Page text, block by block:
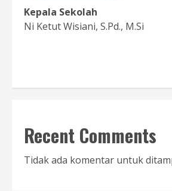
Kepala Sekolah
Ni Ketut Wisiani, S.Pd., M.Si
Recent Comments
Tidak ada komentar untuk